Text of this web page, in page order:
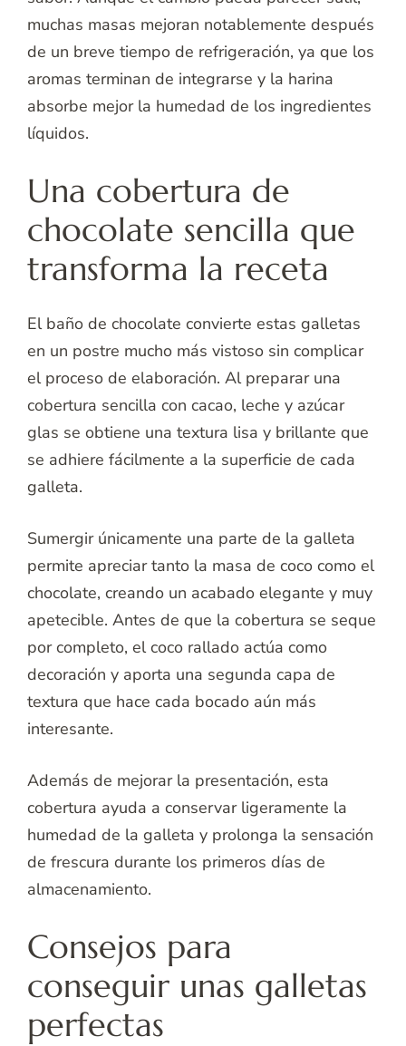
muchas masas mejoran notablemente después
de un breve tiempo de refrigeración, ya que los
aromas terminan de integrarse y la harina
absorbe mejor la humedad de los ingredientes
líquidos.
Una cobertura de
chocolate sencilla que
transforma la receta
El baño de chocolate convierte estas galletas
en un postre mucho más vistoso sin complicar
el proceso de elaboración. Al preparar una
cobertura sencilla con cacao, leche y azúcar
glas se obtiene una textura lisa y brillante que
se adhiere fácilmente a la superficie de cada
galleta.
Sumergir únicamente una parte de la galleta
permite apreciar tanto la masa de coco como el
chocolate, creando un acabado elegante y muy
apetecible. Antes de que la cobertura se seque
por completo, el coco rallado actúa como
decoración y aporta una segunda capa de
textura que hace cada bocado aún más
interesante.
Además de mejorar la presentación, esta
cobertura ayuda a conservar ligeramente la
humedad de la galleta y prolonga la sensación
de frescura durante los primeros días de
almacenamiento.
Consejos para
conseguir unas galletas
perfectas